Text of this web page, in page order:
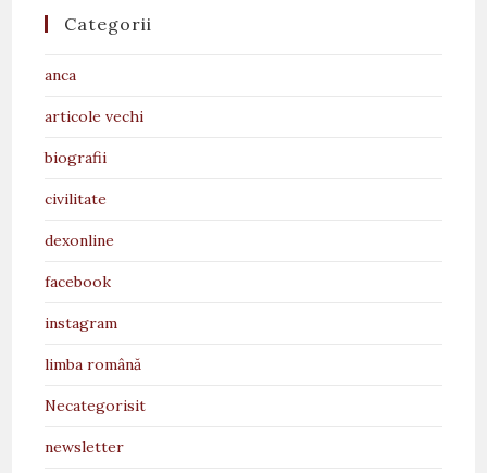
Categorii
anca
articole vechi
biografii
civilitate
dexonline
facebook
instagram
limba română
Necategorisit
newsletter